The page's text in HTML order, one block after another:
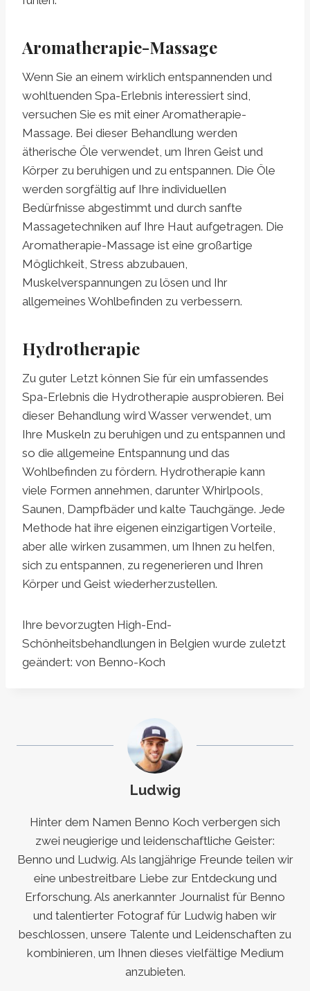
Aromatherapie-Massage
Wenn Sie an einem wirklich entspannenden und
wohltuenden Spa-Erlebnis interessiert sind,
versuchen Sie es mit einer Aromatherapie-
Massage. Bei dieser Behandlung werden
ätherische Öle verwendet, um Ihren Geist und
Körper zu beruhigen und zu entspannen. Die Öle
werden sorgfältig auf Ihre individuellen
Bedürfnisse abgestimmt und durch sanfte
Massagetechniken auf Ihre Haut aufgetragen. Die
Aromatherapie-Massage ist eine großartige
Möglichkeit, Stress abzubauen,
Muskelverspannungen zu lösen und Ihr
allgemeines Wohlbefinden zu verbessern.
Hydrotherapie
Zu guter Letzt können Sie für ein umfassendes
Spa-Erlebnis die Hydrotherapie ausprobieren. Bei
dieser Behandlung wird Wasser verwendet, um
Ihre Muskeln zu beruhigen und zu entspannen und
so die allgemeine Entspannung und das
Wohlbefinden zu fördern. Hydrotherapie kann
viele Formen annehmen, darunter Whirlpools,
Saunen, Dampfbäder und kalte Tauchgänge. Jede
Methode hat ihre eigenen einzigartigen Vorteile,
aber alle wirken zusammen, um Ihnen zu helfen,
sich zu entspannen, zu regenerieren und Ihren
Körper und Geist wiederherzustellen.
Ihre bevorzugten High-End-
Schönheitsbehandlungen in Belgien wurde zuletzt
geändert: von Benno-Koch
Ludwig
Hinter dem Namen Benno Koch verbergen sich
zwei neugierige und leidenschaftliche Geister:
Benno und Ludwig. Als langjährige Freunde teilen wir
eine unbestreitbare Liebe zur Entdeckung und
Erforschung. Als anerkannter Journalist für Benno
und talentierter Fotograf für Ludwig haben wir
beschlossen, unsere Talente und Leidenschaften zu
kombinieren, um Ihnen dieses vielfältige Medium
anzubieten.